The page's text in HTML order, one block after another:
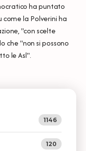
ha puntato
come la Polverini ha
"con scelte
che "non si possono
le Asl''.
1146
120